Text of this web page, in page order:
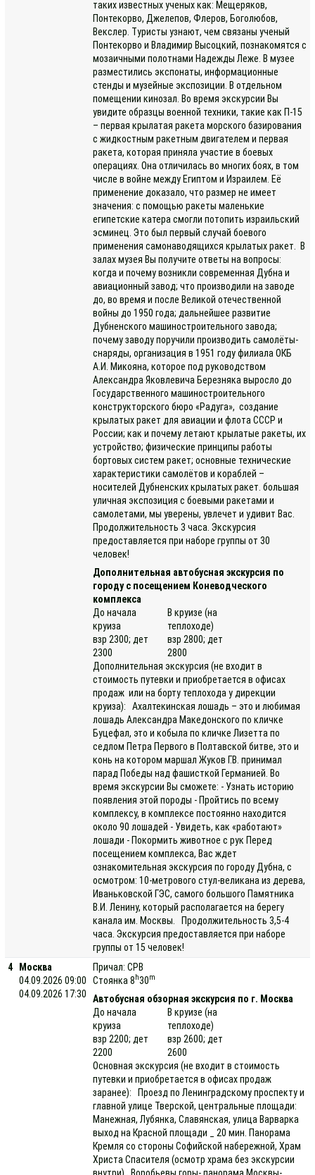
таких известных ученых как: Мещеряков,
Понтекорво, Джелепов, Флеров, Боголюбов,
Векслер. Туристы узнают, чем связаны ученый
Понтекорво и Владимир Высоцкий, познакомятся с
мозаичными полотнами Надежды Леже. В музее
разместились экспонаты, информационные
стенды и музейные экспозиции. В отдельном
помещении кинозал. Во время экскурсии Вы
увидите образцы военной техники, такие как П-15
– первая крылатая ракета морского базирования
с жидкостным ракетным двигателем и первая
ракета, которая приняла участие в боевых
операциях. Она отличилась во многих боях, в том
числе в войне между Египтом и Израилем. Её
применение доказало, что размер не имеет
значения: с помощью ракеты маленькие
египетские катера смогли потопить израильский
эсминец. Это был первый случай боевого
применения самонаводящихся крылатых ракет. В
залах музея Вы получите ответы на вопросы:
когда и почему возникли современная Дубна и
авиационный завод; что производили на заводе
до, во время и после Великой отечественной
войны до 1950 года; дальнейшее развитие
Дубненского машиностроительного завода;
почему заводу поручили производить самолёты-
снаряды, организация в 1951 году филиала ОКБ
А.И. Микояна, которое под руководством
Александра Яковлевича Березняка выросло до
Государственного машиностроительного
конструкторского бюро «Радуга», создание
крылатых ракет для авиации и флота СССР и
России; как и почему летают крылатые ракеты, их
устройство; физические принципы работы
бортовых систем ракет; основные технические
характеристики самолётов и кораблей –
носителей Дубненских крылатых ракет. большая
уличная экспозиция с боевыми ракетами и
самолетами, мы уверены, увлечет и удивит Вас.
Продолжительность 3 часа. Экскурсия
предоставляется при наборе группы от 30
человек!
Дополнительная автобусная экскурсия по
городу с посещением Коневодческого
комплекса
До начала
круиза
взр 2300; дет
2300
В круизе (на
теплоходе)
взр 2800; дет
2800
Дополнительная экскурсия (не входит в
стоимость путевки и приобретается в офисах
продаж или на борту теплохода у дирекции
круиза): Ахалтекинская лошадь – это и любимая
лошадь Александра Македонского по кличке
Буцефал, это и кобыла по кличке Лизетта по
седлом Петра Первого в Полтавской битве, это и
конь на котором маршал Жуков Г.В. принимал
парад Победы над фашисткой Германией. Во
время экскурсии Вы сможете: - Узнать историю
появления этой породы - Пройтись по всему
комплексу, в комплексе постоянно находится
около 90 лошадей - Увидеть, как «работают»
лошади - Покормить животное с рук Перед
посещением комплекса, Вас ждет
ознакомительная экскурсия по городу Дубна, с
осмотром: 10-метрового стул-великана из дерева,
Иваньковской ГЭС, самого большого Памятника
В.И. Ленину, который располагается на берегу
канала им. Москвы. Продолжительность 3,5-4
часа. Экскурсия предоставляется при наборе
группы от 15 человек!
4
Москва
04.09.2026 09:00
04.09.2026 17:30
Причал: СРВ
Стоянка 8 h30m
Автобусная обзорная экскурсия по г. Москва
До начала
круиза
взр 2200; дет
2200
В круизе (на
теплоходе)
взр 2600; дет
2600
Основная экскурсия (не входит в стоимость
путевки и приобретается в офисах продаж
заранее): Проезд по Ленинградскому проспекту и
главной улице Тверской, центральные площади:
Манежная, Лубянка, Славянская, улица Варварка
выход на Красной площади _ 20 мин. Панорама
Кремля со стороны Софийской набережной, Храм
Христа Спасителя (осмотр храма без экскурсии
внутри) , Воробьевы горы- панорама Москвы-